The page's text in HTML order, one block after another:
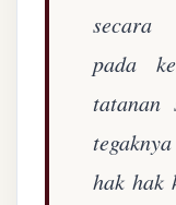
secara
pada
tatanan
hak hak